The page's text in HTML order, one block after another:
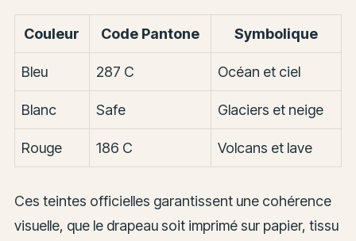
Couleur Code Pantone Symbolique
Bleu 287 C Océan et ciel
Blanc Safe Glaciers et neige
Rouge 186 C Volcans et lave
Ces teintes officielles garantissent une cohérence
visuelle, que le drapeau soit imprimé sur papier, tissu